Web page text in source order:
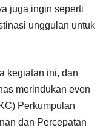
juga ingin seperti
unggulan untuk
kegiatan ini, dan
merindukan even
Perkumpulan
dan Percepatan